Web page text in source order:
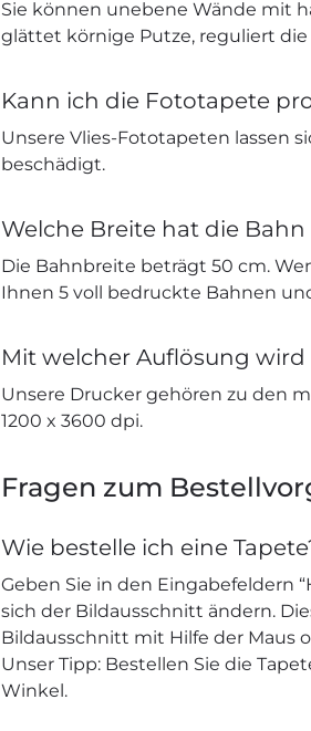
Sie können unebene Wände mit
glättet körnige Putze, reguliert
Kann ich die Fototapete
Unsere Vlies-Fototapeten lassen
beschädigt.
Welche Breite hat die
Die Bahnbreite beträgt 50 cm.
Ihnen 5 voll bedruckte Bahnen
Mit welcher Auflösung
Unsere Drucker gehören zu den
1200 x 3600 dpi.
Fragen zum
Wie bestelle ich eine
Geben Sie in den Eingabefeldern
sich der Bildausschnitt ändern.
Bildausschnitt mit Hilfe der Maus
Unser Tipp: Bestellen Sie die
Winkel.